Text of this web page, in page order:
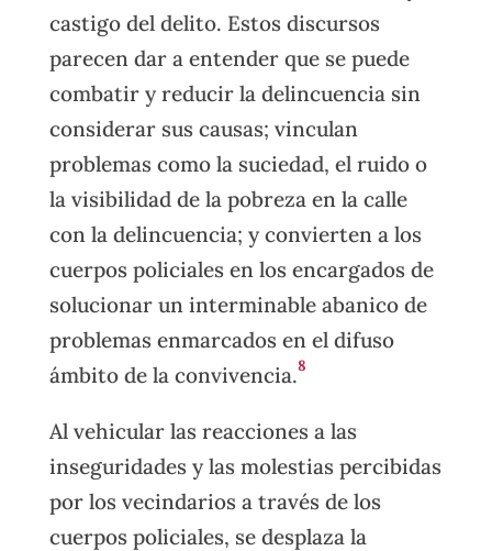
castigo del delito. Estos discursos
parecen dar a entender que se puede
combatir y reducir la delincuencia sin
considerar sus causas; vinculan
problemas como la suciedad, el ruido o
la visibilidad de la pobreza en la calle
con la delincuencia; y convierten a los
cuerpos policiales en los encargados de
solucionar un interminable abanico de
problemas enmarcados en el difuso
ámbito de la convivencia.8
Al vehicular las reacciones a las
inseguridades y las molestias percibidas
por los vecindarios a través de los
cuerpos policiales, se desplaza la